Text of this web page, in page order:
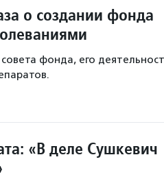
о создании фонда
фонда, его
«В деле Сушкевич